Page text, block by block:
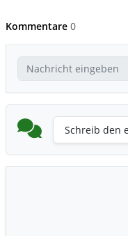
Kommentare 0
Schreib den